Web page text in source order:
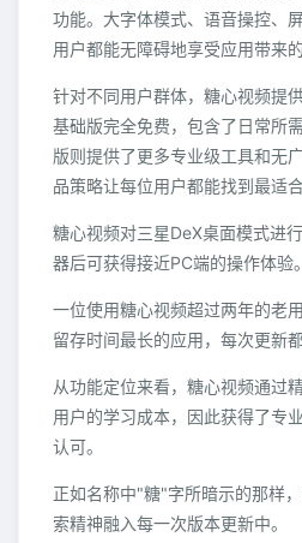
功能。大字体模式、语音操控、
用户都能无障碍地享受应用带来的
针对不同用户群体，糖心视频提
基础版完全免费，包含了日常所
版则提供了更多专业级工具和无
品策略让每位用户都能找到最适
糖心视频对三星DeX桌面模式进
器后可获得接近PC端的操作体验。
一位使用糖心视频超过两年的老
留存时间最长的应用，每次更新
从功能定位来看，糖心视频通过
用户的学习成本，因此获得了专
认可。
正如名称中"糖"字所暗示的那样
索精神融入每一次版本更新中。